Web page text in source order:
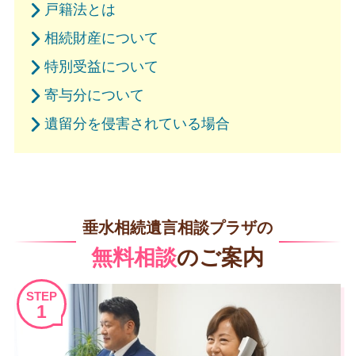
戸籍法とは
相続財産について
特別受益について
寄与分について
遺留分を侵害されている場合
垂水相続遺言相談プラザの
無料相談のご案内
STEP
1